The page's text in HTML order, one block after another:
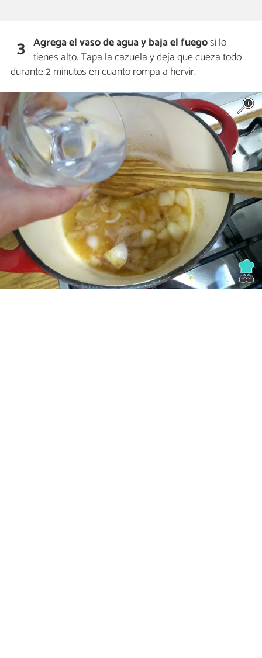
3 Agrega el vaso de agua y baja el fuegosi lo
tienes alto. Tapa la cazuela y deja que cueza todo
durante 2 minutos en cuanto rompa a hervir.